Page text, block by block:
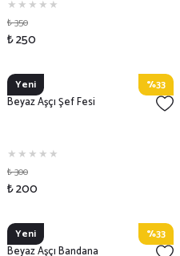
₺ 350
₺ 250
Yeni %33
Beyaz Aşçı Şef Fesi
₺ 300
₺ 200
Yeni %33
Beyaz Aşçı Bandana